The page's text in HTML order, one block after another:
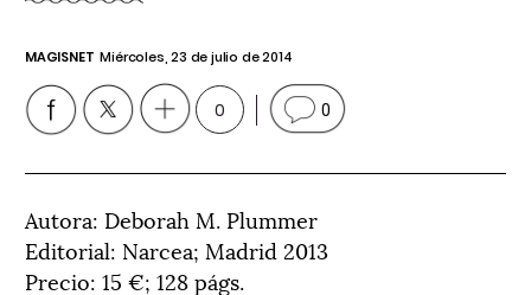
MAGISNET Miércoles, 23 de julio de 2014
0 0
Autora: Deborah M. Plummer
Editorial: Narcea; Madrid 2013
Precio: 15 €; 128 págs.